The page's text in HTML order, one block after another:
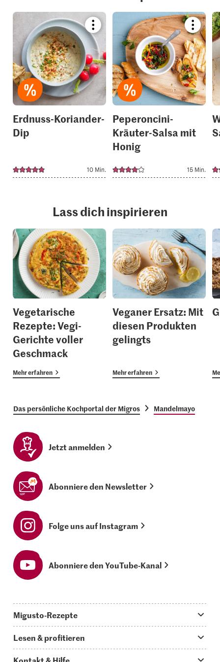
Bookmark
recipe
or
add
it
to
your
collections.
Erdnuss-Koriander-
Dip
10 Min.
recipe
or
add
it
to
your
Peperoncini-
Kräuter-Salsa mit
Honig
15 Min.
Lass dich inspirieren
Vegetarische
Rezepte: Vegi-
Gerichte voller
Geschmack
Mehr erfahren
Veganer Ersatz: Mit
diesen Produkten
gelingts
Mehr erfahren
Das persönliche Kochportal der Migros Mandelmayo
Jetzt anmelden
Abonniere den Newsletter
Folge uns auf Instagram
Abonniere den YouTube-Kanal
Migusto-Rezepte
Was koche ich heute?
Lesen & profitieren